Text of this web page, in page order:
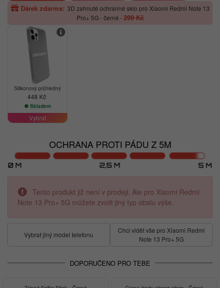
Dárek zdarma: 3D zahnuté ochranné sklo pro Xiaomi Redmi Note 13
Pro+ 5G - černé -299 Kč
Silikonový průhledný
448 Kč
Skladem
Vybrat
OCHRANA PROTI PÁDU Z 5M
Tento produkt již není v prodeji. Ale pro Xiaomi Redmi
Note 13 Pro+ 5G můžete zvolit jiný typ obalu výše.
Vybrat jiný model telefonu
Chci vidět vše pro Xiaomi Redmi
Note 13 Pro+ 5G
DOPORUČENO PRO TEBE